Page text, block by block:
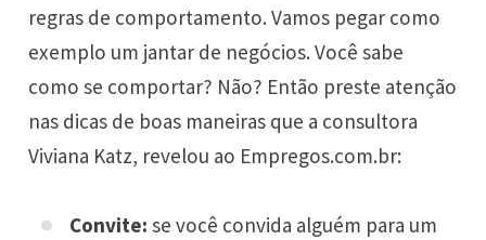
regras de comportamento. Vamos pegar como
exemplo um jantar de negócios. Você sabe
como se comportar? Não? Então preste atenção
nas dicas de boas maneiras que a consultora
Viviana Katz, revelou ao Empregos.com.br:
Convite: se você convida alguém para um